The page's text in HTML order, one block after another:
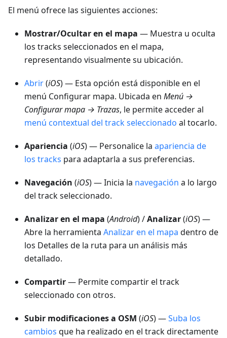
El menú ofrece las siguientes acciones:
Mostrar/Ocultar en el mapa — Muestra u oculta
los tracks seleccionados en el mapa,
representando visualmente su ubicación.
Abrir(iOS) — Esta opción está disponible en el
menú Configurar mapa. Ubicada en Menú →
Configurar mapa → Trazas, le permite acceder al
menú contextual del track seleccionado al tocarlo.
Apariencia (iOS) — Personalice la apariencia de
los tracks para adaptarla a sus preferencias.
Navegación (iOS) — Inicia la navegación a lo largo
del track seleccionado.
Analizar en el mapa (Android) /Analizar(iOS) —
Abre la herramienta Analizar en el mapa dentro de
los Detalles de la ruta para un análisis más
detallado.
Compartir— Permite compartir el track
seleccionado con otros.
Subir modificaciones a OSM (iOS) —Suba los
cambios que ha realizado en el track directamente